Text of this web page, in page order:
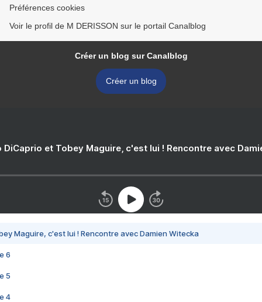
Préférences cookies
Voir le profil de M DERISSON sur le portail Canalblog
Créer un blog sur Canalblog
Créer un blog
DiCaprio et Tobey Maguire, c'est lui ! Rencontre avec
Maguire, c'est lui ! Rencontre avec Damien Witecka
6
5
4